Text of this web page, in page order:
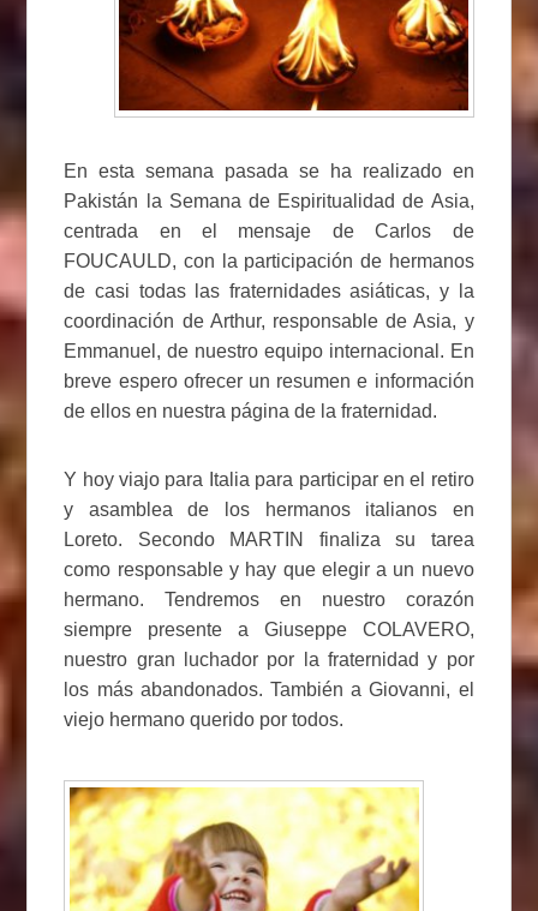
En esta semana pasada se ha realizado en
Pakistán la Semana de Espiritualidad de Asia,
centrada en el mensaje de Carlos de
FOUCAULD, con la participación de hermanos
de casi todas las fraternidades asiáticas, y la
coordinación de Arthur, responsable de Asia, y
Emmanuel, de nuestro equipo internacional. En
breve espero ofrecer un resumen e información
de ellos en nuestra página de la fraternidad.
Y hoy viajo para Italia para participar en el retiro
y asamblea de los hermanos italianos en
Loreto. Secondo MARTIN finaliza su tarea
como responsable y hay que elegir a un nuevo
hermano. Tendremos en nuestro corazón
siempre presente a Giuseppe COLAVERO,
nuestro gran luchador por la fraternidad y por
los más abandonados. También a Giovanni, el
viejo hermano querido por todos.